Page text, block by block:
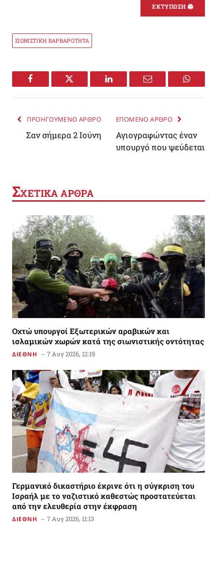
ΕΚΤΥΠΩΣΗ 🖨
ΣΙΩΝΙΣΤΙΚΗ ΒΑΡΒΑΡΟΤΗΤΑ
Facebook Twitter LinkedIn Email
ΠΡΟΗΓΟΥΜΕΝΟ ΑΡΘΡΟ
Σαν σήμερα 2 Ιούνη
ΕΠΟΜΕΝΟ ΑΡΘΡΟ
Αγιογραφώντας έναν
υπουργό που ψεύδεται
ΣΧΕΤΙΚΑ ΑΡΘΡΑ
Οχτώ υπουργοί Εξωτερικών αραβικών και
ισλαμικών χωρών κατά της σιωνιστικής οντότητας
ΔΙΕΘΝΗ 7 Αυγ 2026, 12:19
Γερμανικό δικαστήριο έκρινε ότι η σύγκριση του
Ισραήλ με το ναζιστικό καθεστώς προστατεύεται
από την ελευθερία στην έκφραση
ΔΙΕΘΝΗ 7 Αυγ 2026, 11:13